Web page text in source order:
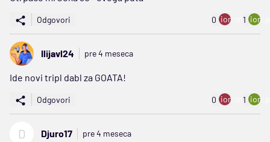
Odgovori 0 ion:minus
1
Ilijavl24 pre 4 meseca
Ide novi tripl dabl za GOATA!
Odgovori 0 ion:minus
1
D Djuro17 pre 4 meseca